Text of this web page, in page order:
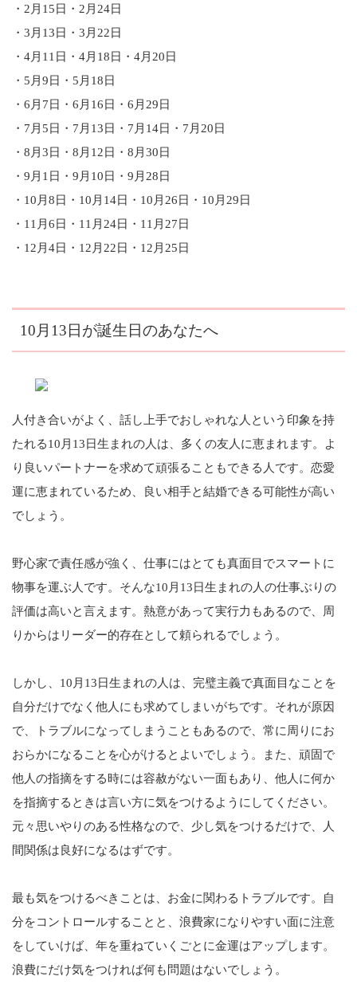
・2月15日・2月24日
・3月13日・3月22日
・4月11日・4月18日・4月20日
・5月9日・5月18日
・6月7日・6月16日・6月29日
・7月5日・7月13日・7月14日・7月20日
・8月3日・8月12日・8月30日
・9月1日・9月10日・9月28日
・10月8日・10月14日・10月26日・10月29日
・11月6日・11月24日・11月27日
・12月4日・12月22日・12月25日
10月13日が誕生日のあなたへ
人付き合いがよく、話し上手でおしゃれな人という印象を持
たれる10月13日生まれの人は、多くの友人に恵まれます。よ
り良いパートナーを求めて頑張ることもできる人です。恋愛
運に恵まれているため、良い相手と結婚できる可能性が高い
でしょう。
野心家で責任感が強く、仕事にはとても真面目でスマートに
物事を運ぶ人です。そんな10月13日生まれの人の仕事ぶりの
評価は高いと言えます。熱意があって実行力もあるので、周
りからはリーダー的存在として頼られるでしょう。
しかし、10月13日生まれの人は、完璧主義で真面目なことを
自分だけでなく他人にも求めてしまいがちです。それが原因
で、トラブルになってしまうこともあるので、常に周りにお
おらかになることを心がけるとよいでしょう。また、頑固で
他人の指摘をする時には容赦がない一面もあり、他人に何か
を指摘するときは言い方に気をつけるようにしてください。
元々思いやりのある性格なので、少し気をつけるだけで、人
間関係は良好になるはずです。
最も気をつけるべきことは、お金に関わるトラブルです。自
分をコントロールすることと、浪費家になりやすい面に注意
をしていけば、年を重ねていくごとに金運はアップします。
浪費にだけ気をつければ何も問題はないでしょう。